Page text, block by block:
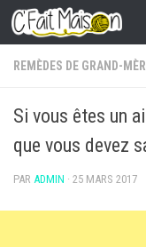
Skip to content
REMÈDES DE GRAND-
Si vous êtes un
que vous devez
PAR ADMIN · 25 MARS 2017